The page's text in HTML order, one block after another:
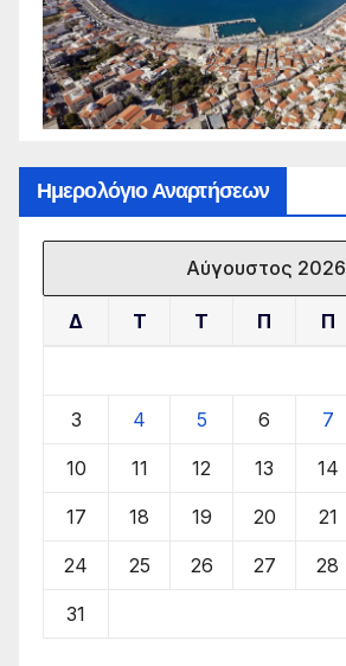
Ημερολόγιο Αναρτήσεων
Αύγουστος 2026
Δ Τ Τ Π Π
3 4 5 6 7
10 11 12 13 14
17 18 19 20 21
24 25 26 27 28
31